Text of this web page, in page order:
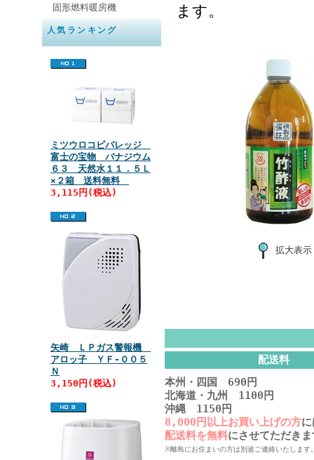
固形燃料暖房機
人気ランキング
ミツウロコビバレッジ
富士の宝物 バナジウム
６３ 天然水１１．５Ｌ
×２箱 送料無料
3,115円(税込)
矢崎 ＬＰガス警報機
アロッ子 ＹＦ‐００５
Ｎ
3,150円(税込)
ます。
拡大表示
配送料
本州・四国 690円
北海道・九州 1100円
沖縄 1150円
8,000円以上お買い上げの方
配送料を無料にさせてただき
※離島にお住まいの方は別途ご連絡いたします